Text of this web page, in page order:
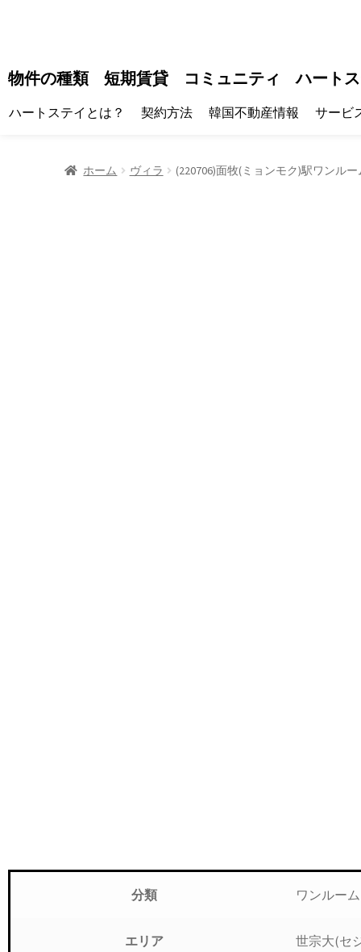
物件の種類 短期賃貸 コミュニティ ハート
ハートステイとは？ 契約方法 韓国不動産情報 サービ
ホーム ヴィラ (220706)面牧(ミョンモク)駅ワンル
分類 ワンルー
エリア 世宗大(セ